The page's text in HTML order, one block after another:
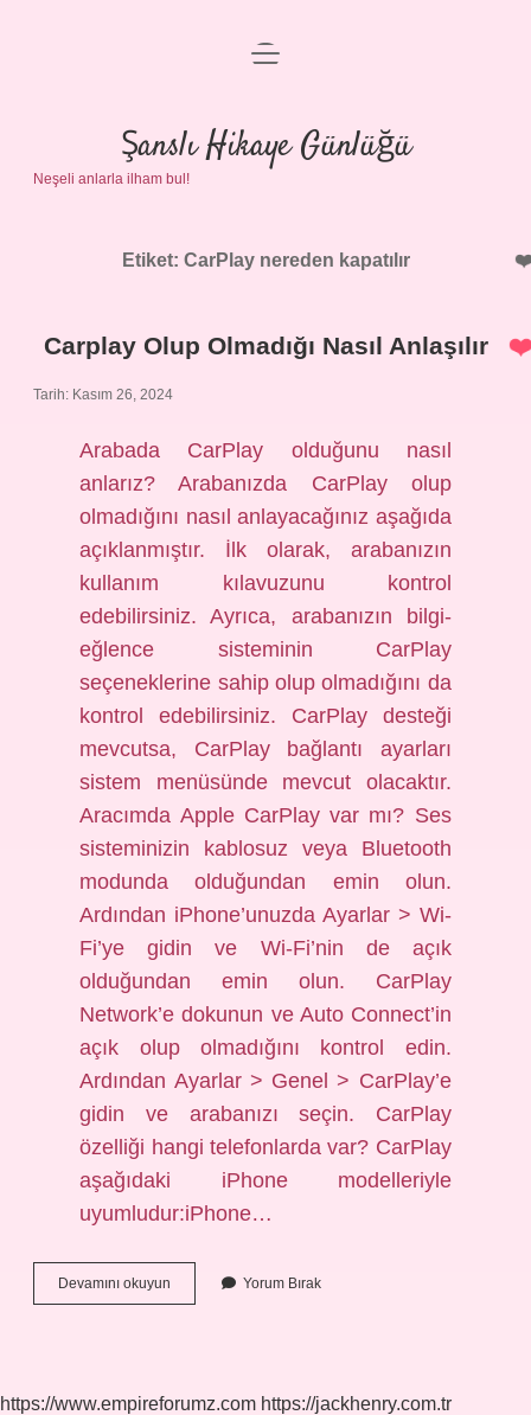
Anasayfa
Gizlilik Politikası
menüyü
Şanslı Hikaye Günlüğü
Neşeli anlarla ilham bul!
Etiket: CarPlay nereden kapatılır
Carplay Olup Olmadığı Nasıl Anlaşılır
Tarih: Kasım 26, 2024
Arabada CarPlay olduğunu nasıl
anlarız? Arabanızda CarPlay olup
olmadığını nasıl anlayacağınız aşağıda
açıklanmıştır. İlk olarak, arabanızın
kullanım kılavuzunu kontrol
edebilirsiniz. Ayrıca, arabanızın bilgi-
eğlence sisteminin CarPlay
seçeneklerine sahip olup olmadığını da
kontrol edebilirsiniz. CarPlay desteği
mevcutsa, CarPlay bağlantı ayarları
sistem menüsünde mevcut olacaktır.
Aracımda Apple CarPlay var mı? Ses
sisteminizin kablosuz veya Bluetooth
modunda olduğundan emin olun.
Ardından iPhone’unuzda Ayarlar > Wi-
Fi’ye gidin ve Wi-Fi’nin de açık
olduğundan emin olun. CarPlay
Network’e dokunun ve Auto Connect’in
açık olup olmadığını kontrol edin.
Ardından Ayarlar > Genel > CarPlay’e
gidin ve arabanızı seçin. CarPlay
özelliği hangi telefonlarda var? CarPlay
aşağıdaki iPhone modelleriyle
uyumludur:iPhone…
Devamını okuyun
Olup
Yorum Bırak
https://www.empireforumz.com https://jackhenry.com.tr